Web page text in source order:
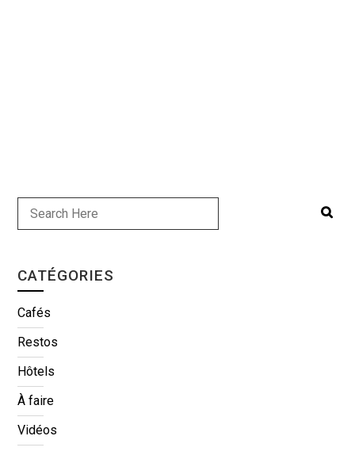
CATÉGORIES
Cafés
Restos
Hôtels
À faire
Vidéos